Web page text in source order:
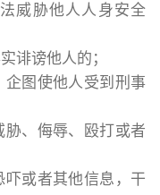
威胁他人人身安全
诽谤他人的；
企图使他人受到刑事
胁、侮辱、殴打或者
吓或者其他信息，干